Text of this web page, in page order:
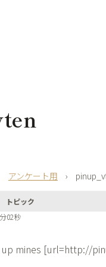
アンケート用 ›
トピック
02秒
mines [url=http://